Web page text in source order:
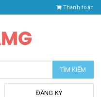
Thanh toán
TÌM KIẾM
ĐĂNG KÝ